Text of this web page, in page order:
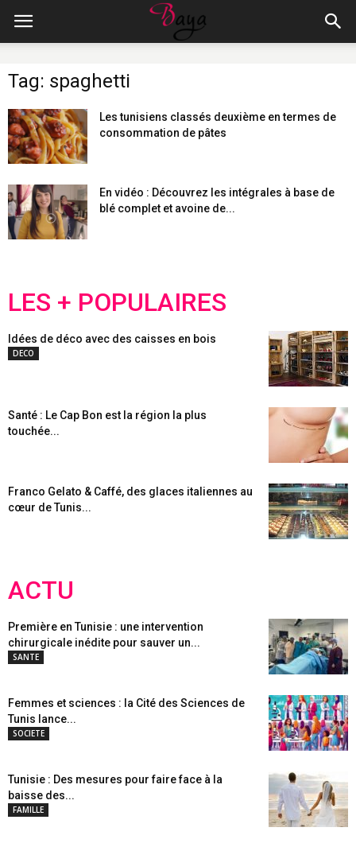
Tag: spaghetti
Les tunisiens classés deuxième en termes de
consommation de pâtes
En vidéo : Découvrez les intégrales à base de
blé complet et avoine de...
LES + POPULAIRES
Idées de déco avec des caisses en bois
DECO
Santé : Le Cap Bon est la région la plus
touchée...
Franco Gelato & Caffé, des glaces italiennes au
cœur de Tunis...
ACTU
Première en Tunisie : une intervention
chirurgicale inédite pour sauver un...
SANTE
Femmes et sciences : la Cité des Sciences de
Tunis lance...
SOCIETE
Tunisie : Des mesures pour faire face à la
baisse des...
FAMILLE